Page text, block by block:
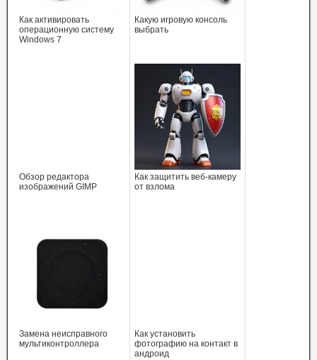
Как активировать
операционную систему
Windows 7
Какую игровую консоль
выбрать
Обзор редактора
изображений GIMP
Как защитить веб-камеру
от взлома
Замена неисправного
мультиконтроллера
Как установить
фотографию на контакт в
андроид